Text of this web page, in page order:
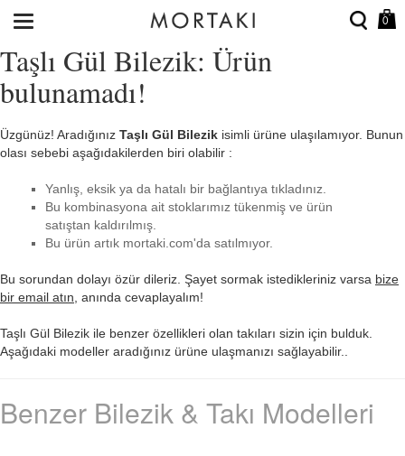
0
Taşlı Gül Bilezik: Ürün
bulunamadı!
Üzgünüz! Aradığınız Taşlı Gül Bilezik isimli ürüne ulaşılamıyor. Bunun
olası sebebi aşağıdakilerden biri olabilir :
Yanlış, eksik ya da hatalı bir bağlantıya tıkladınız.
Bu kombinasyona ait stoklarımız tükenmiş ve ürün
satıştan kaldırılmış.
Bu ürün artık mortaki.com'da satılmıyor.
Bu sorundan dolayı özür dileriz. Şayet sormak istedikleriniz varsa bize
bir email atın , anında cevaplayalım!
Taşlı Gül Bilezik ile benzer özellikleri olan takıları sizin için bulduk.
Aşağıdaki modeller aradığınız ürüne ulaşmanızı sağlayabilir..
Benzer Bilezik & Takı Modelleri